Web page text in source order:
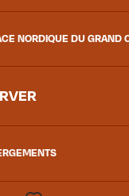
NORDIQUE DU GRAND
non conforme